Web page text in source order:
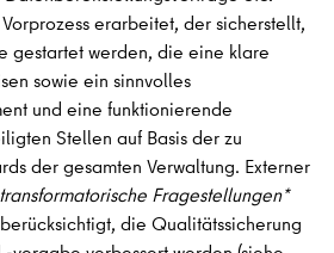
erarbeitet, der sicherstellt,
gestartet werden, die eine klare
sowie ein sinnvolles
und eine funktionierende
Stellen auf Basis der zu
der gesamten Verwaltung. Externer
transformatorische Fragestellungen*
die Qualitätssicherung